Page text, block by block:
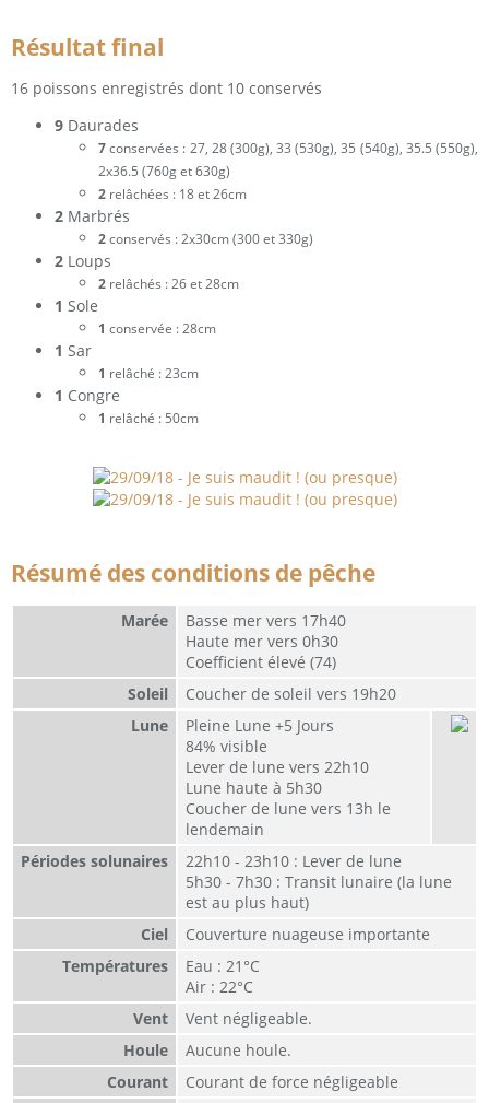
Résultat final
16 poissons enregistrés dont 10 conservés
9 Daurades
7conservées : 27, 28 (300g), 33 (530g), 35 (540g), 35.5 (550g),
2x36.5 (760g et 630g)
2 relâchées : 18 et 26cm
2 Marbrés
2conservés : 2x30cm (300 et 330g)
2 Loups
2 relâchés : 26 et 28cm
1 Sole
1 conservée : 28cm
1 Sar
1 relâché : 23cm
1 Congre
1 relâché : 50cm
Résumé des conditions de pêche
Marée
Basse mer vers 17h40
Haute mer vers 0h30
Coefficient élevé (74)
Soleil
Coucher de soleil vers 19h20
Lune
Pleine Lune +5 Jours
84% visible
Lever de lune vers 22h10
Lune haute à 5h30
Coucher de lune vers 13h le
lendemain
Périodes solunaires
22h10 - 23h10 : Lever de lune
5h30 - 7h30 : Transit lunaire (la lune
est au plus haut)
Ciel
Couverture nuageuse importante
Températures
Eau : 21°C
Air : 22°C
Vent
Vent négligeable.
Houle
Aucune houle.
Courant
Courant de force négligeable